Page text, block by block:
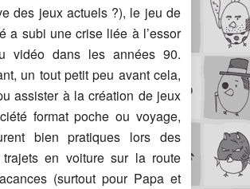
des jeux actuels ?), le jeu de
a subi une crise liée à l’essor
vidéo dans les années 90.
un tout petit peu avant cela,
assister à la création de jeux
format poche ou voyage,
bien pratiques lors des
trajets en voiture sur la route
(surtout pour Papa et